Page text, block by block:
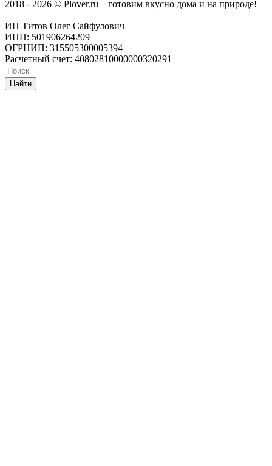
2018 - 2026 © Plover.ru – готовим вкусно дома и на природе!
ИП Титов Олег Сайфулович
ИНН: 501906264209
ОГРНИП: 315505300005394
Расчетный счет: 40802810000000320291
Найти